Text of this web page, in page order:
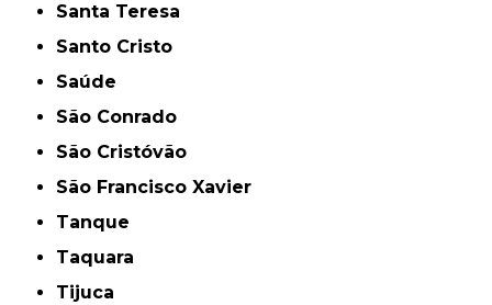
Santa Teresa
Santo Cristo
Saúde
São Conrado
São Cristóvão
São Francisco Xavier
Tanque
Taquara
Tijuca